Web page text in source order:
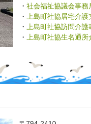
・ 社会福祉協議会事務
・
上島町社協居宅介
・
上島町社協訪問介護
・
上島町社協生名通